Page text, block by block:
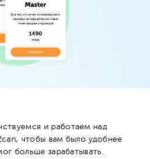
и работаем над
чтобы вам было удобнее
больше зарабатывать.